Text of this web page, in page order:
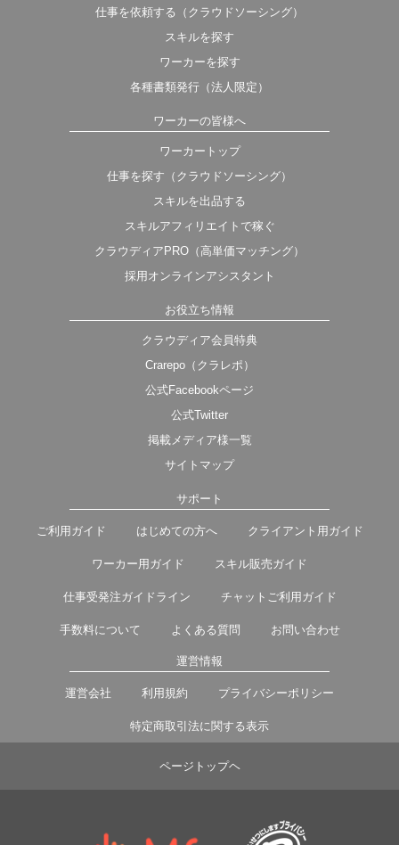
仕事を依頼する（クラウドソーシング）
スキルを探す
ワーカーを探す
各種書類発行（法人限定）
ワーカーの皆様へ
ワーカートップ
仕事を探す（クラウドソーシング）
スキルを出品する
スキルアフィリエイトで稼ぐ
クラウディアPRO（高単価マッチング）
採用オンラインアシスタント
お役立ち情報
クラウディア会員特典
Crarepo（クラレポ）
公式Facebookページ
公式Twitter
掲載メディア様一覧
サイトマップ
サポート
ご利用ガイド はじめての方へ クライアント用ガイド
ワーカー用ガイド スキル販売ガイド
仕事受発注ガイドライン チャットご利用ガイド
手数料について よくある質問 お問い合わせ
運営情報
運営会社 利用規約 プライバシーポリシー
特定商取引法に関する表示
ページトップヘ